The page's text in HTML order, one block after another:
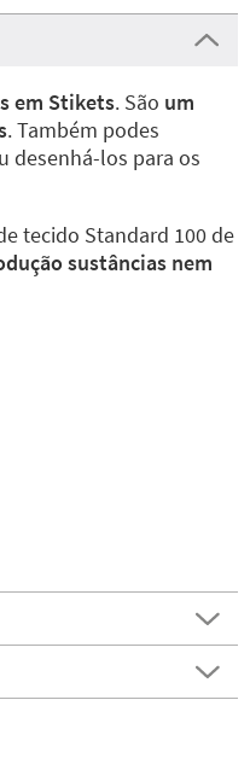
em Stikets. São um
. Também podes
desenhá-los para os
tecido Standard 100 de
sustâncias nem